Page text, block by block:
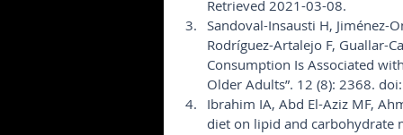
Retrieved 2021-03-08.
Sandoval-Insausti H, Jiménez-
Rodríguez-Artalejo F, Guallar-
Consumption Is Associated
Older Adults”. 12 (8): 2368.
Ibrahim IA, Abd El-Aziz MF,
diet on lipid and carbohydrate